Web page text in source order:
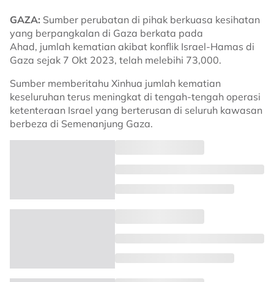
GAZA: Sumber perubatan di pihak berkuasa kesihatan
yang berpangkalan di Gaza berkata pada
Ahad, jumlah kematian akibat konflik Israel-Hamas di
Gaza sejak 7 Okt 2023, telah melebihi 73,000.
Sumber memberitahu Xinhua jumlah kematian
keseluruhan terus meningkat di tengah-tengah operasi
ketenteraan Israel yang berterusan di seluruh kawasan
berbeza di Semenanjung Gaza.